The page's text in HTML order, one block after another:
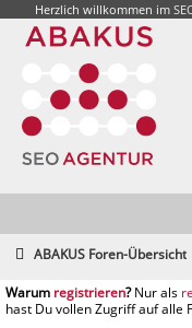
Herzlich willkommen im
ABAKUS Foren-Übersicht
registrieren